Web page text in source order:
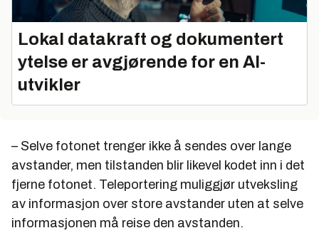
Lokal datakraft og dokumentert
ytelse er avgjørende for en AI-
utvikler
– Selve fotonet trenger ikke å sendes over lange
avstander, men tilstanden blir likevel kodet inn i det
fjerne fotonet. Teleportering muliggjør utveksling
av informasjon over store avstander uten at selve
informasjonen må reise den avstanden.